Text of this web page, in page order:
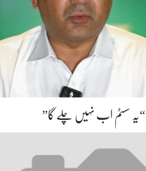
“یہ سسٹم اب نہیں چلے گا”